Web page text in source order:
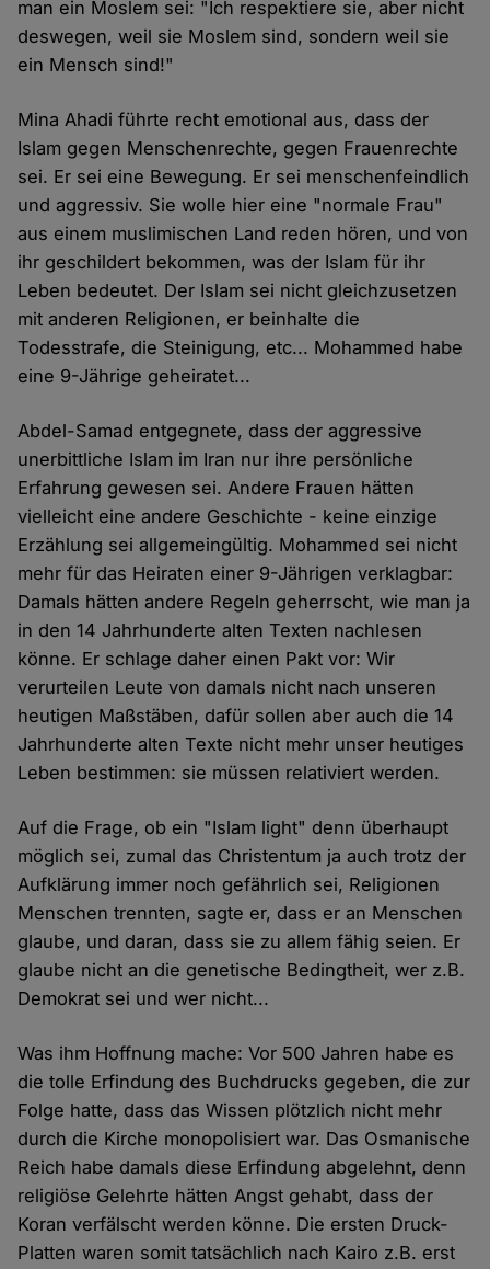
man ein Moslem sei: "Ich respektiere sie, aber nicht
deswegen, weil sie Moslem sind, sondern weil sie
ein Mensch sind!"
Mina Ahadi führte recht emotional aus, dass der
Islam gegen Menschenrechte, gegen Frauenrechte
sei. Er sei eine Bewegung. Er sei menschenfeindlich
und aggressiv. Sie wolle hier eine "normale Frau"
aus einem muslimischen Land reden hören, und von
ihr geschildert bekommen, was der Islam für ihr
Leben bedeutet. Der Islam sei nicht gleichzusetzen
mit anderen Religionen, er beinhalte die
Todesstrafe, die Steinigung, etc... Mohammed habe
eine 9-Jährige geheiratet...
Abdel-Samad entgegnete, dass der aggressive
unerbittliche Islam im Iran nur ihre persönliche
Erfahrung gewesen sei. Andere Frauen hätten
vielleicht eine andere Geschichte - keine einzige
Erzählung sei allgemeingültig. Mohammed sei nicht
mehr für das Heiraten einer 9-Jährigen verklagbar:
Damals hätten andere Regeln geherrscht, wie man ja
in den 14 Jahrhunderte alten Texten nachlesen
könne. Er schlage daher einen Pakt vor: Wir
verurteilen Leute von damals nicht nach unseren
heutigen Maßstäben, dafür sollen aber auch die 14
Jahrhunderte alten Texte nicht mehr unser heutiges
Leben bestimmen: sie müssen relativiert werden.
Auf die Frage, ob ein "Islam light" denn überhaupt
möglich sei, zumal das Christentum ja auch trotz der
Aufklärung immer noch gefährlich sei, Religionen
Menschen trennten, sagte er, dass er an Menschen
glaube, und daran, dass sie zu allem fähig seien. Er
glaube nicht an die genetische Bedingtheit, wer z.B.
Demokrat sei und wer nicht...
Was ihm Hoffnung mache: Vor 500 Jahren habe es
die tolle Erfindung des Buchdrucks gegeben, die zur
Folge hatte, dass das Wissen plötzlich nicht mehr
durch die Kirche monopolisiert war. Das Osmanische
Reich habe damals diese Erfindung abgelehnt, denn
religiöse Gelehrte hätten Angst gehabt, dass der
Koran verfälscht werden könne. Die ersten Druck-
Platten waren somit tatsächlich nach Kairo z.B. erst